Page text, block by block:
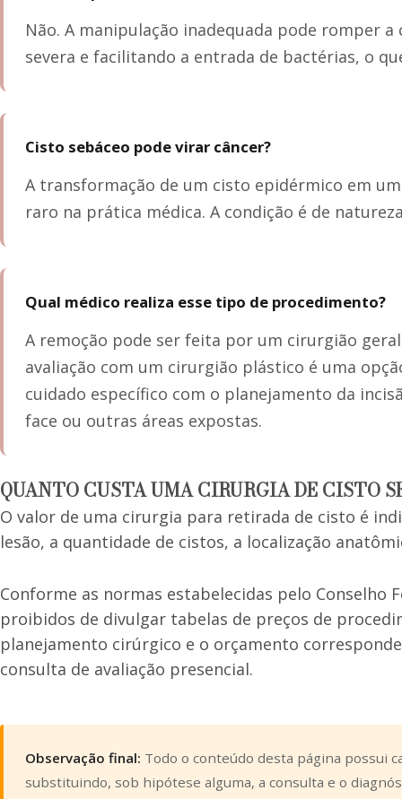
Não. A manipulação inadequada pode romper
severa e facilitando a entrada de bactérias, o
Cisto sebáceo pode virar câncer?
A transformação de um cisto epidérmico em
raro na prática médica. A condição é de
Qual médico realiza esse tipo de procedimento?
A remoção pode ser feita por um cirurgião
avaliação com um cirurgião plástico é uma
cuidado específico com o planejamento da
face ou outras áreas expostas.
QUANTO CUSTA UMA CIRURGIA DE CISTO
O valor de uma cirurgia para retirada de cisto é
lesão, a quantidade de cistos, a localização
Conforme as normas estabelecidas pelo Conselho
proibidos de divulgar tabelas de preços de
planejamento cirúrgico e o orçamento
consulta de avaliação presencial.
Observação final: Todo o conteúdo desta página possui
substituindo, sob hipótese alguma, a consulta e o